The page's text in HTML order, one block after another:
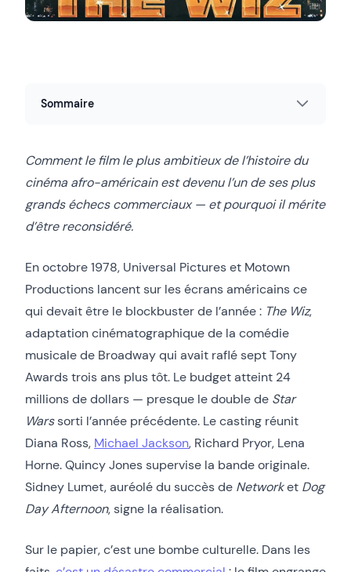
Sommaire
Comment le film le plus ambitieux de l’histoire du
cinéma afro-américain est devenu l’un de ses plus
grands échecs commerciaux — et pourquoi il mérite
d’être reconsidéré.
En octobre 1978, Universal Pictures et Motown
Productions lancent sur les écrans américains ce
qui devait être le blockbuster de l’année : The Wiz,
adaptation cinématographique de la comédie
musicale de Broadway qui avait raflé sept Tony
Awards trois ans plus tôt. Le budget atteint 24
millions de dollars — presque le double de Star
Warssorti l’année précédente. Le casting réunit
Diana Ross, Michael Jackson, Richard Pryor, Lena
Horne. Quincy Jones supervise la bande originale.
Sidney Lumet, auréolé du succès de Networket Dog
Day Afternoon, signe la réalisation.
Sur le papier, c’est une bombe culturelle. Dans les